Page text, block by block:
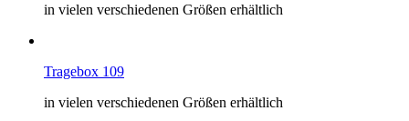
in vielen verschiedenen Größen erhältlich
Tragebox 109
in vielen verschiedenen Größen erhältlich